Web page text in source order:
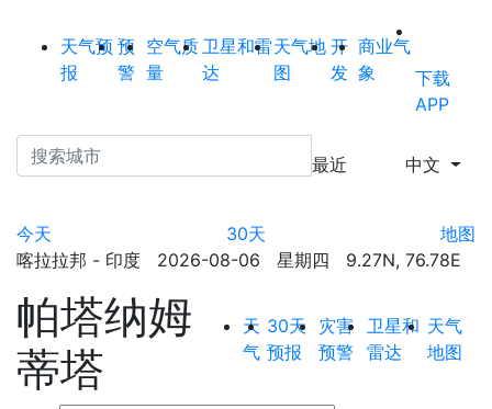
天气预
报
预
警
空气质
量
卫星和雷
达
天气地
图
开
发
商业气
象
下载
APP
最近 中文
今天 30天
地图
喀拉拉邦 - 印度 2026-08-06 星期四 9.27N, 76.78E
帕塔纳姆
蒂塔
天
气
30天
预报
灾害
预警
卫星和
雷达
天气
地图